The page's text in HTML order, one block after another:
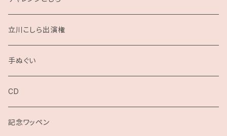
立川こしら出演権
手ぬぐい
CD
記念ワッペン